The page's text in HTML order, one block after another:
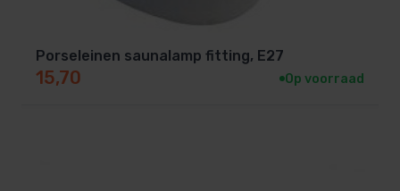
Porseleinen saunalamp fitting, E27
15,70 Op voorraad